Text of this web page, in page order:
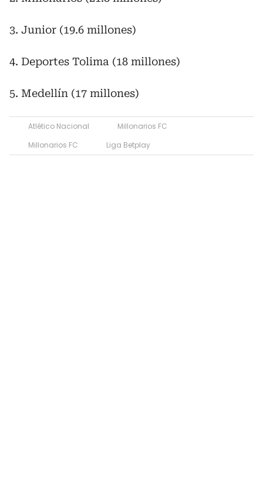
3. Junior (19.6 millones)
4. Deportes Tolima (18 millones)
5. Medellín (17 millones)
Atlético Nacional
Millonarios FC
Millonarios FC
Liga Betplay